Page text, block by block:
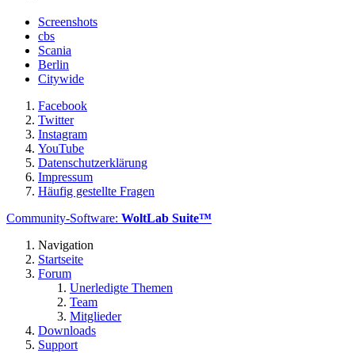
Screenshots
cbs
Scania
Berlin
Citywide
Facebook
Twitter
Instagram
YouTube
Datenschutzerklärung
Impressum
Häufig gestellte Fragen
Community-Software: WoltLab Suite™
Navigation
Startseite
Forum
Unerledigte Themen
Team
Mitglieder
Downloads
Support